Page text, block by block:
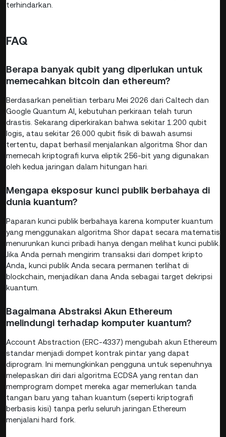
terhindarkan.
FAQ
Berapa banyak qubit yang diperlukan untuk
memecahkan bitcoin dan ethereum?
Berdasarkan penelitian terbaru Mei 2026 dari Caltech dan
Google Quantum AI, kebutuhan perkiraan telah turun
drastis. Sekarang diperkirakan bahwa sekitar 1.200 qubit
logis, atau sekitar 26.000 qubit fisik di bawah asumsi
tertentu, dapat berhasil menjalankan algoritma Shor dan
memecah kriptografi kurva eliptik 256-bit yang digunakan
oleh kedua jaringan dalam hitungan hari.
Mengapa eksposur kunci publik berbahaya di
dunia kuantum?
Paparan kunci publik berbahaya karena komputer kuantum
yang menggunakan algoritma Shor dapat secara matematis
menurunkan kunci pribadi hanya dengan melihat kunci publik.
Jika Anda pernah mengirim transaksi dari dompet kripto
Anda, kunci publik Anda secara permanen terlihat di
blockchain, menjadikan dana Anda sebagai target dekripsi
kuantum.
Bagaimana Abstraksi Akun Ethereum
melindungi terhadap komputer kuantum?
Account Abstraction (ERC-4337) mengubah akun Ethereum
standar menjadi dompet kontrak pintar yang dapat
diprogram. Ini memungkinkan pengguna untuk sepenuhnya
melepaskan diri dari algoritma ECDSA yang rentan dan
memprogram dompet mereka agar memerlukan tanda
tangan baru yang tahan kuantum (seperti kriptografi
berbasis kisi) tanpa perlu seluruh jaringan Ethereum
menjalani hard fork.